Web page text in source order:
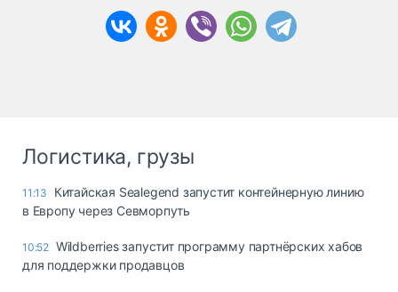
Логистика, грузы
11:13
Китайская Sealegend запустит контейнерную линию
в Европу через Севморпуть
10:52 Wildberries запустит программу партнёрских хабов
для поддержки продавцов